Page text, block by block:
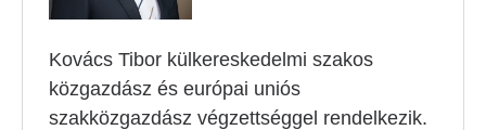
Kovács Tibor külkereskedelmi szakos
közgazdász és európai uniós
szakközgazdász végzettséggel rendelkezik.